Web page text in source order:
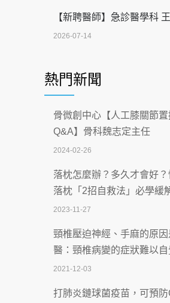
【新聘醫師】急診醫學科
2026-07-14
科能量
2026-07-08
沒菸酒也瀕臨洗腎？65歲男
慣」逆轉腎功能 醫揭3招救
2026-07-08
體溫飆破41度！醫連收兩例
致死率達8成
2026-07-07
深耕萬華55年 西園醫院回
智慧 醫療布局
2026-07-06
【115年臺北市「防癌保衛
熱門新聞
骨微創中心【人工膝關節
Q&A】骨科魏志定主任
2024-02-26
落枕怎麼辦？多久才會好
落枕「2招自救法」必學緩
2023-11-27
頸椎壓迫神經、手麻的原因
醫：頸椎病變的症狀難以自
2021-12-03
打肺炎鏈球菌疫苗，可預